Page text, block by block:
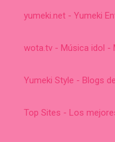
yumeki.net - Yumeki
wota.tv - Música idol -
Yumeki Style - Blogs
Top Sites - Los